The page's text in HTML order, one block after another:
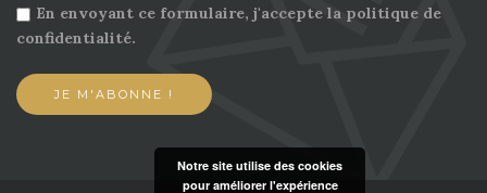
En envoyant ce formulaire, j'accepte la politique de
confidentialité.
Notre site utilise des cookies
pour améliorer l'expérience